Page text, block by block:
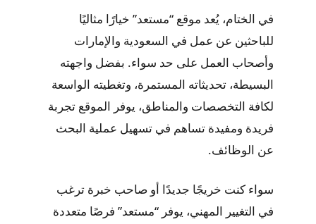
في الختام، يُعد موقع “مستعد” خيارًا مثاليًا
للباحثين عن عمل في السعودية والإمارات
وأصحاب العمل على حد سواء. بفضل واجهته
البسيطة، تحديثاته المستمرة، وتغطيته الواسعة
لكافة التخصصات والمناطق، يوفر الموقع تجربة
فريدة ومفيدة تساهم في تسهيل عملية البحث
عن الوظائف.
سواء كنت خريجًا جديدًا أو صاحب خبرة ترغب
في التغيير المهني، يوفر “مستعد” فرصًا متعددة